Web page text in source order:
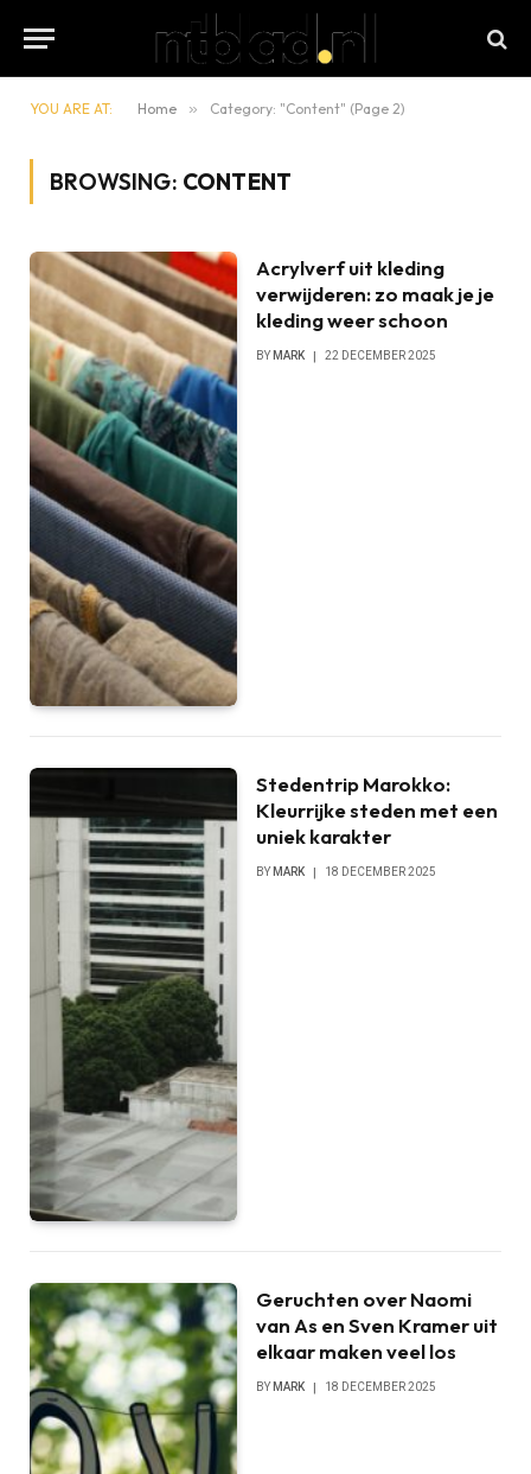
YOU ARE AT: Home » Category: "Content" (Page 2)
BROWSING: CONTENT
Acrylverf uit kleding
verwijderen: zo maak je je
kleding weer schoon
BY MARK 22 DECEMBER 2025
Stedentrip Marokko:
Kleurrijke steden met een
uniek karakter
BY MARK 18 DECEMBER 2025
Geruchten over Naomi
van As en Sven Kramer uit
elkaar maken veel los
BY MARK 18 DECEMBER 2025